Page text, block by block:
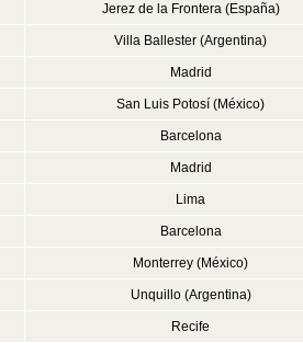
Jerez de la Frontera (España)
Villa Ballester (Argentina)
Madrid
San Luis Potosí (México)
Barcelona
Madrid
Lima
Barcelona
Monterrey (México)
Unquillo (Argentina)
Recife